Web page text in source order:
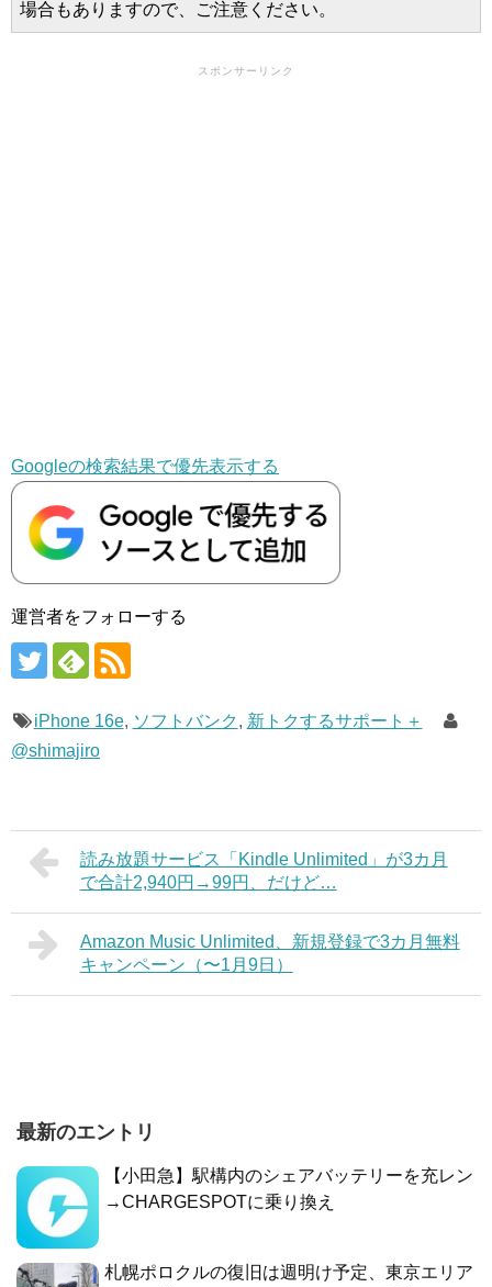
場合もありますので、ご注意ください。
スポンサーリンク
Googleの検索結果で優先表示する
運営者をフォローする
iPhone 16e, ソフトバンク , 新トクするサポート＋
@shimajiro
読み放題サービス「Kindle Unlimited」が3カ月
で合計2,940円→99円、だけど…
Amazon Music Unlimited、新規登録で3カ月無料
キャンペーン（〜1月9日）
最新のエントリ
【小田急】駅構内のシェアバッテリーを充レン
→CHARGESPOTに乗り換え
札幌ポロクルの復旧は週明け予定、東京エリア